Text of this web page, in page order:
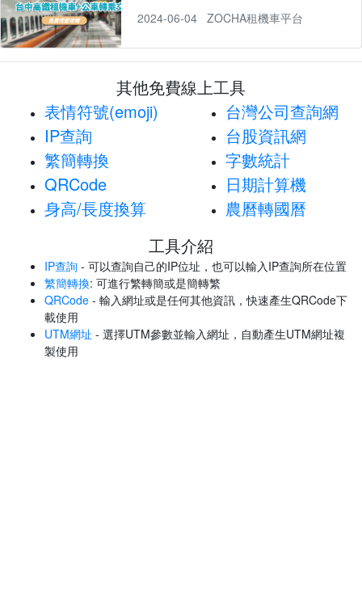
2024-06-04
ZOCHA租機車平台
其他免費線上工具
表情符號(emoji)
IP查詢
繁簡轉換
QRCode
身高/長度換算
台灣公司查詢網
台股資訊網
字數統計
日期計算機
農曆轉國曆
工具介紹
IP查詢 - 可以查詢自己的IP位址，也可以輸入IP查詢所在位置
繁簡轉換: 可進行繁轉簡或是簡轉繁
QRCode - 輸入網址或是任何其他資訊，快速產生QRCode下
載使用
UTM網址 - 選擇UTM參數並輸入網址，自動產生UTM網址複
製使用